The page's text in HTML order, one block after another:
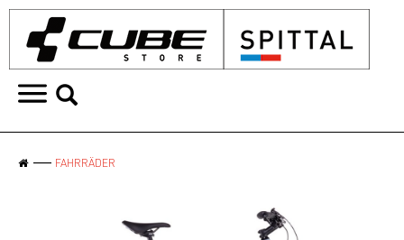
FAHRRÄDER